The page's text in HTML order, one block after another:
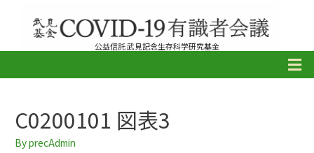
公益信託 武見記念生存科学研究基金
C0200101 図表3
ByprecAdmin